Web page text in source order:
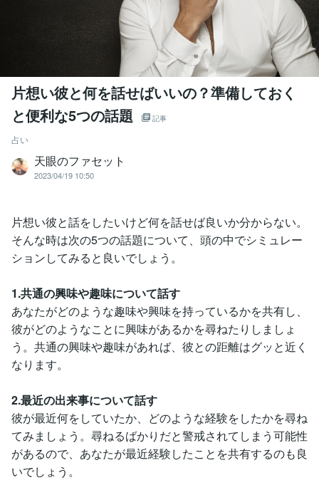
片想い彼と何を話せばいいの？準備しておく
と便利な5つの話題
記事
占い
天眼のファセット
2023/04/19 10:50
片想い彼と話をしたいけど何を話せば良いか分からない。
そんな時は次の5つの話題について、頭の中でシミュレー
ションしてみると良いでしょう。
1.共通の興味や趣味について話す
あなたがどのような趣味や興味を持っているかを共有し、
彼がどのようなことに興味があるかを尋ねたりしましょ
う。共通の興味や趣味があれば、彼との距離はグッと近く
なります。
2.最近の出来事について話す
彼が最近何をしていたか、どのような経験をしたかを尋ね
てみましょう。尋ねるばかりだと警戒されてしまう可能性
があるので、あなたが最近経験したことを共有するのも良
いでしょう。